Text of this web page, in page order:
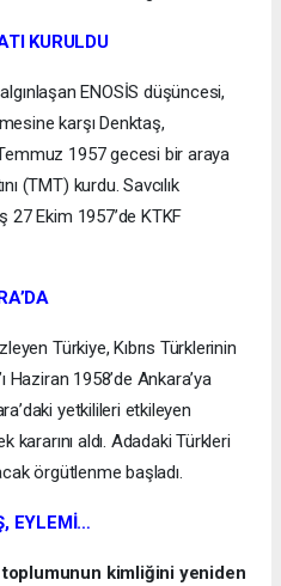
KURULDU
ENOSİS düşüncesi,
karşı Denktaş,
1957 gecesi bir araya
(TMT) kurdu. Savcılık
Ekim 1957’de KTKF
Türkiye, Kıbrıs Türklerinin
Haziran 1958’de Ankara’ya
yetkilileri etkileyen
aldı. Adadaki Türkleri
örgütlenme başladı.
EYLEMİ…
kimliğini yeniden